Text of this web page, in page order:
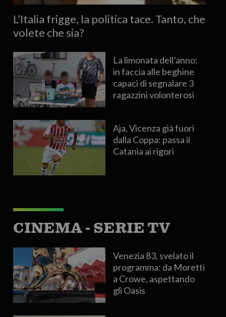
L’Italia frigge, la politica tace. Tanto, che
volete che sia?
La limonata dell’anno:
in faccia alle beghine
capaci di segnalare 3
ragazzini volonterosi
Aja, Vicenza già fuori
dalla Coppa: passa il
Catania ai rigori
CINEMA - SERIE TV
Venezia 83, svelato il
programma: da Moretti
a Crowe, aspettando
gli Oasis